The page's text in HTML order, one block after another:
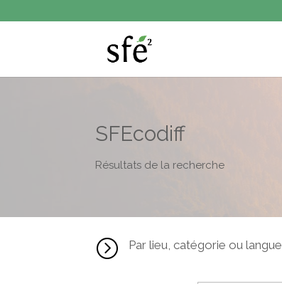
SFEcodiff
Résultats de la recherche
= Par lieu, catégorie ou langue